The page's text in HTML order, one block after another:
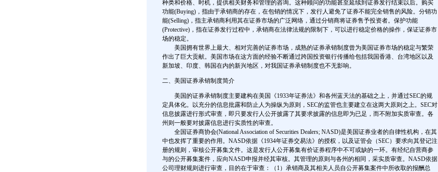
种类和价格、时机，提供相关财务和管理的咨询。这种顾问的功能甚至延续到证券发行结束以后。购买
功能(Buying)，指由于承销商的存在，在包销的情况下，发行人避免了证券不能完全销售的风险。分销功
能(Selling)，指主承销商利用其在证券市场的广泛网络，通过分销商将证券售予投资者。保护功能
(Protective)，指在证券发行过程中，承销商在法律法规的限制下，可以进行稳定价格的操作，保证证券市
场的稳定。
美国拥有世界上最大、相对完善的证券市场，成熟的证券承销制度曾为美国证券市场的稳定与繁荣
作出了巨大贡献。美国市场在这方面的经验不断通过跨国投资银行传播给包括我国香港、台湾地区以及
新加坡、印度、韩国在内的新兴地区，对我国证券承销制度也不无影响。
二、美国证券承销制度简介
美国的证券承销制度主要建构在美国《1933年证券法》和各州蓝天法的基础之上，并通过SEC的规
定具体化。以充分的信息批露和防止人为操纵为原则，SEC的监管也主要建立在这两大原则之上。SEC对
信息披露进行形式审查，即只要发行人公开披露了其要求披露的信息即为已足，而不附加实质审查。各
州则一般要对披露信息进行实质性的审查。
全国证券商协会(National Association of Securities Dealers; NASD)是美国证券业者的自律性机构，在其
中也发挥了重要的作用。NASD依据《1934年证券交易法》的授权，以及证管会（SEC）要求向其登记注
册的规则，审核公开募集文件。这是发行人公开募集有价证券程序中不可或缺的一环。有经纪自营商参
与的公开募集案件，应向NASD申报并经其审核。其管理的原则与各州的相同，采实质审查。NASD依据
公司理财规则进行审查，目的在于审查：（1）承销商及其相关人员自公开募集案件中所收取的报酬总